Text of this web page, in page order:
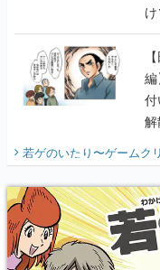
編
若ゲのいたり〜ゲームク